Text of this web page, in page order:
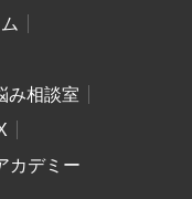
み相談室
カデミー